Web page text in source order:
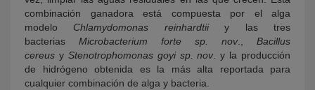
combinación ganadora está compuesta por el alga
modelo Chlamydomonas reinhardtiiy las tres
bacterias Microbacterium forte sp. nov., Bacillus
cereus y Stenotrophomonas goyi sp. nov. y la producción
de hidrógeno obtenida es la más alta reportada para
cualquier combinación de alga y bacteria.